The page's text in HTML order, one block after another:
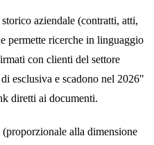
aziendale (contratti, atti,
permette ricerche in linguaggio
con clienti del settore
esclusiva e scadono nel 2026"
diretti ai documenti.
alla dimensione